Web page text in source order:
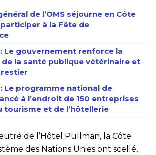
de l’OMS séjourne en Côte
à la Fête de
: Le gouvernement renforce la
la santé publique vétérinaire et
: Le programme national de
à l’endroit de 150 entreprises
tourisme et de l’hôtellerie
de l’Hôtel Pullman, la Côte
des Nations Unies ont scellé,